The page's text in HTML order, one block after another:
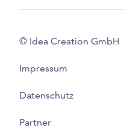
© Idea Creation GmbH
Impressum
Datenschutz
Partner